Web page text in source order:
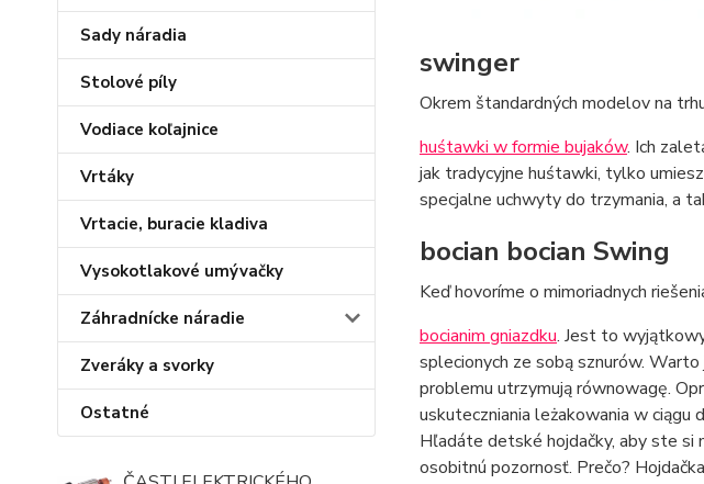
Sady náradia
Stolové píly
Vodiace koľajnice
Vrtáky
Vrtacie, buracie kladiva
Vysokotlakové umývačky
Záhradnícke náradie
Zveráky a svorky
Ostatné
swinger
Okrem štandardných modelov na
huśtawki w formie bujaków. Ich
jak tradycyjne huśtawki, tylko
specjalne uchwyty do trzymania, a
bocian bocian Swing
Keď hovoríme o mimoriadnych
bocianim gniazdku. Jest to
splecionych ze sobą sznurów.
problemu utrzymują równowagę.
uskuteczniania leżakowania w ciągu
Hľadáte detské hojdačky, aby ste si
osobitnú pozornosť. Prečo?